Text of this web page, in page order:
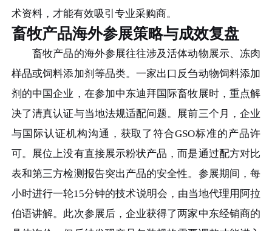
术资料，才能有效吸引专业采购商。
畜牧产品海外参展策略与成效复盘
畜牧产品的海外参展往往涉及活体动物展示、冻肉
样品或饲料添加剂等品类。一家出口反刍动物饲料添加
剂的中国企业，在参加中东迪拜国际畜牧展时，重点解
决了清真认证与当地法规适配问题。展前三个月，企业
与国际认证机构沟通，获取了符合GSO标准的产品许
可。展位上没有直接展示粉状产品，而是通过配方对比
表和第三方检测报告突出产品的安全性。参展期间，每
小时进行一轮15分钟的技术说明会，由当地代理用阿拉
伯语讲解。此次参展后，企业获得了两家中东经销商的